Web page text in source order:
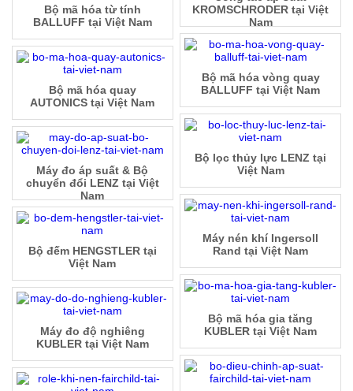
KROMSCHRODER tại Việt
Nam
Bộ mã hóa từ tính
BALLUFF tại Việt Nam
Bộ mã hóa vòng quay
BALLUFF tại Việt Nam
Bộ mã hóa quay
AUTONICS tại Việt Nam
Bộ lọc thủy lực LENZ tại
Việt Nam
Máy đo áp suất & Bộ
chuyển đổi LENZ tại Việt
Nam
Máy nén khí Ingersoll
Rand tại Việt Nam
Bộ đếm HENGSTLER tại
Việt Nam
Bộ mã hóa gia tăng
KUBLER tại Việt Nam
Máy đo độ nghiêng
KUBLER tại Việt Nam